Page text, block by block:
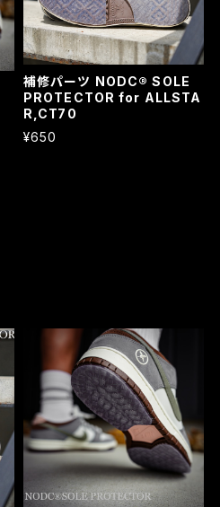
補修パーツ NODC® SOLE
PROTECTOR for ALLSTA
R,CT70
¥650